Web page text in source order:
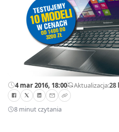
4 mar 2016, 18:00—Aktualizacja:28
8 minut czytania